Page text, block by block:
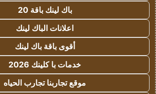
باك لينك باقة 20
اعلانات الباك لينك
أقوى باقة باك لينك
خدمات با كلينك 2026
موقع تجاربنا تجارب الحياه